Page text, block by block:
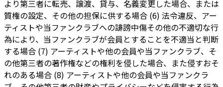
より第三者に転売、譲渡、貸与、名義変更した場合、または
質権の設定、その他の担保に供する場合 (6) 法令違反、アー
ティストや当ファンクラブへの誹謗中傷その他の不適切な行
為により、当ファンクラブが会員とすることを不適当と判断
する場合 (7) アーティストや他の会員や当ファンクラブ、そ
の他第三者の著作権などの権利を侵した場合、また侵すおそ
れのある場合 (8) アーティストや他の会員や当ファンクラ